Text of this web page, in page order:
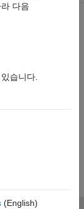
다음
습니다.
(English)